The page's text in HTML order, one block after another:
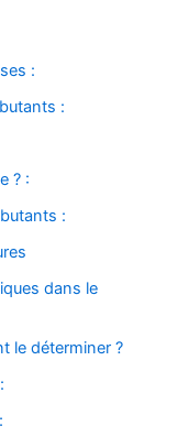
:
:
? :
:
dans le
le déterminer ?